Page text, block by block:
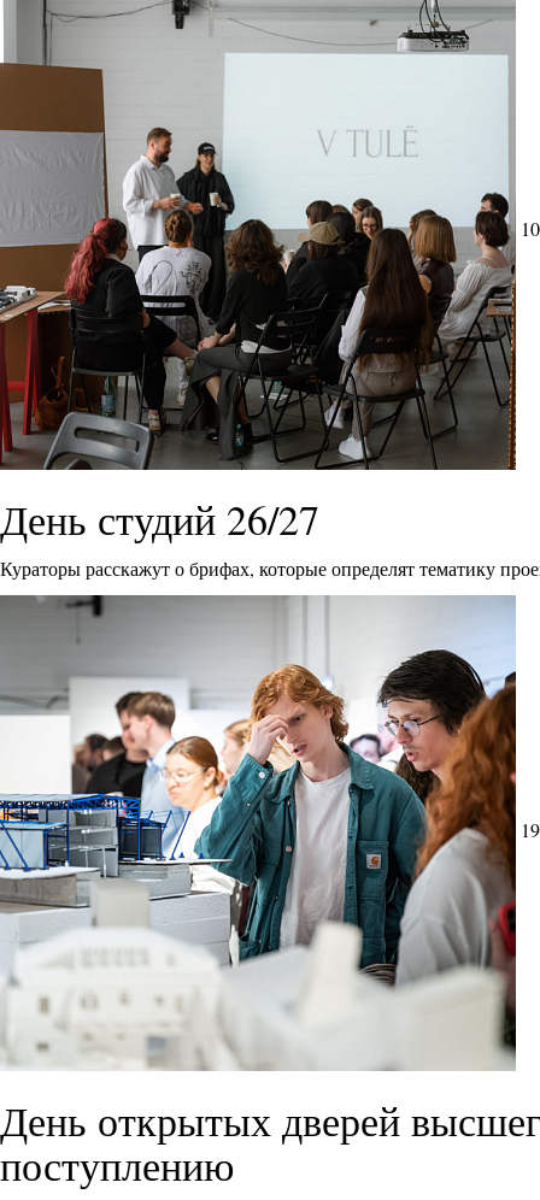
День студий 26/27
Кураторы расскажут о брифах, которые определят тематику
День открытых дверей
поступлению